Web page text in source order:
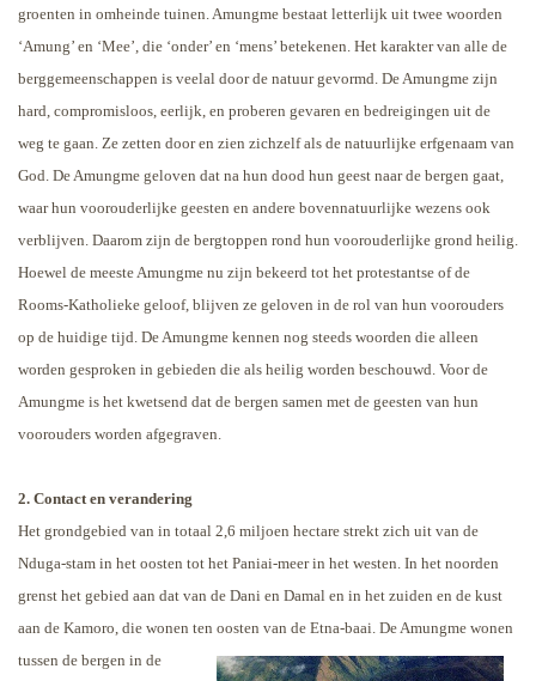
groenten in omheinde tuinen. Amungme bestaat letterlijk uit twee woorden
‘Amung’ en ‘Mee’, die ‘onder’ en ‘mens’ betekenen. Het karakter van alle de
berggemeenschappen is veelal door de natuur gevormd. De Amungme zijn
hard, compromisloos, eerlijk, en proberen gevaren en bedreigingen uit de
weg te gaan. Ze zetten door en zien zichzelf als de natuurlijke erfgenaam van
God. De Amungme geloven dat na hun dood hun geest naar de bergen gaat,
waar hun voorouderlijke geesten en andere bovennatuurlijke wezens ook
verblijven. Daarom zijn de bergtoppen rond hun voorouderlijke grond heilig.
Hoewel de meeste Amungme nu zijn bekeerd tot het protestantse of de
Rooms-Katholieke geloof, blijven ze geloven in de rol van hun voorouders
op de huidige tijd. De Amungme kennen nog steeds woorden die alleen
worden gesproken in gebieden die als heilig worden beschouwd. Voor de
Amungme is het kwetsend dat de bergen samen met de geesten van hun
voorouders worden afgegraven.
2. Contact en verandering
Het grondgebied van in totaal 2,6 miljoen hectare strekt zich uit van de
Nduga-stam in het oosten tot het Paniai-meer in het westen. In het noorden
grenst het gebied aan dat van de Dani en Damal en in het zuiden en de kust
aan de Kamoro, die wonen ten oosten van de Etna-baai. De Amungme wonen
tussen de bergen in de